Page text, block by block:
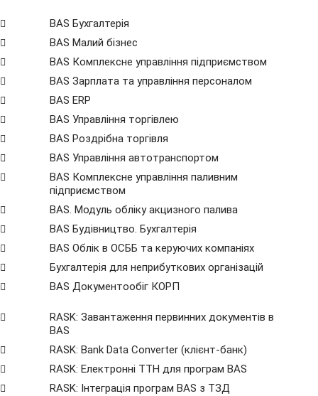
BAS Бухгалтерія
BAS Малий бізнес
BAS Комплексне управління підприємством
BAS Зарплата та управління персоналом
BAS ERP
BAS Управління торгівлею
BAS Роздрібна торгівля
BAS Управління автотранспортом
BAS Комплексне управління паливним
підприємством
BAS. Модуль обліку акцизного палива
BAS Будівництво. Бухгалтерія
BAS Облік в ОСББ та керуючих компаніях
Бухгалтерія для неприбуткових організацій
BAS Документообіг КОРП
RASK: Завантаження первинних документів в
BAS
RASK: Bank Data Сonverter (клієнт-банк)
RASK: Електронні ТТН для програм BAS
RASK: Інтеграція програм BAS з ТЗД